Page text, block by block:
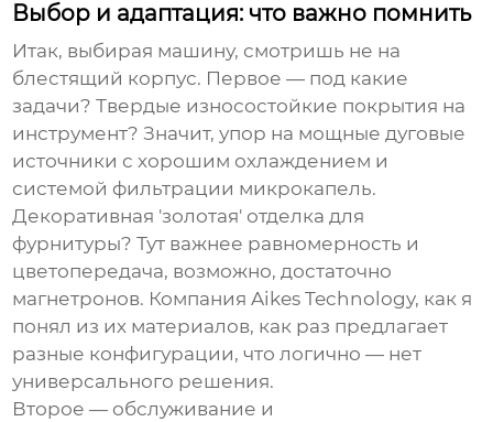
Выбор и адаптация: что важно помнить
Итак, выбирая машину, смотришь не на
блестящий корпус. Первое — под какие
задачи? Твердые износостойкие покрытия на
инструмент? Значит, упор на мощные дуговые
источники с хорошим охлаждением и
системой фильтрации микрокапель.
Декоративная 'золотая' отделка для
фурнитуры? Тут важнее равномерность и
цветопередача, возможно, достаточно
магнетронов. Компания Aikes Technology, как я
понял из их материалов, как раз предлагает
разные конфигурации, что логично — нет
универсального решения.
Второе — обслуживание и